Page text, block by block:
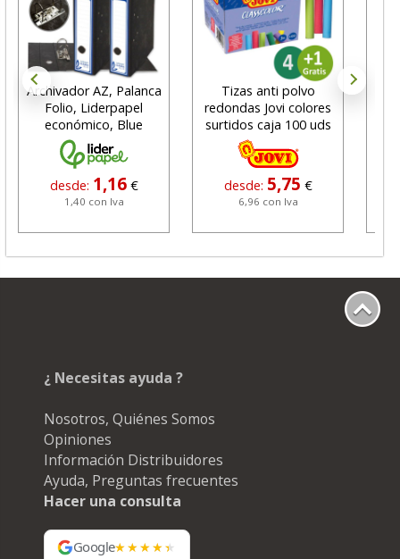
Archivador AZ, Palanca
Folio, Liderpapel
económico, Blue
desde: 1,16 €
1,40 con Iva
Tizas anti polvo
redondas Jovi colores
surtidos caja 100 uds
desde: 5,75 €
6,96 con Iva
¿ Necesitas ayuda ?
Nosotros, Quiénes Somos
Opiniones
Información Distribuidores
Ayuda, Preguntas frecuentes
Hacer una consulta
Google